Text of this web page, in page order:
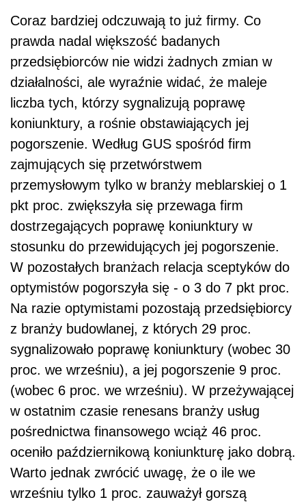
Coraz bardziej odczuwają to już firmy. Co
prawda nadal większość badanych
przedsiębiorców nie widzi żadnych zmian w
działalności, ale wyraźnie widać, że maleje
liczba tych, którzy sygnalizują poprawę
koniunktury, a rośnie obstawiających jej
pogorszenie. Według GUS spośród firm
zajmujących się przetwórstwem
przemysłowym tylko w branży meblarskiej o 1
pkt proc. zwiększyła się przewaga firm
dostrzegających poprawę koniunktury w
stosunku do przewidujących jej pogorszenie.
W pozostałych branżach relacja sceptyków do
optymistów pogorszyła się - o 3 do 7 pkt proc.
Na razie optymistami pozostają przedsiębiorcy
z branży budowlanej, z których 29 proc.
sygnalizowało poprawę koniunktury (wobec 30
proc. we wrześniu), a jej pogorszenie 9 proc.
(wobec 6 proc. we wrześniu). W przeżywającej
w ostatnim czasie renesans branży usług
pośrednictwa finansowego wciąż 46 proc.
oceniło październikową koniunkturę jako dobrą.
Warto jednak zwrócić uwagę, że o ile we
wrześniu tylko 1 proc. zauważył gorszą